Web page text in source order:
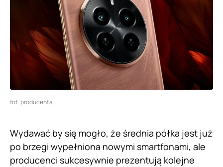
fot. producenta
Wydawać by się mogło, że średnia półka jest już
po brzegi wypełniona nowymi smartfonami, ale
producenci sukcesywnie prezentują kolejne